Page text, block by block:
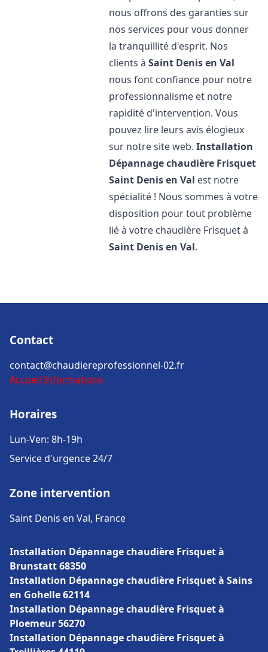
nous offrons des garanties sur
nos services pour vous donner
la tranquillité d'esprit. Nos
clients àSaint Denis en Val
nous font confiance pour notre
professionnalisme et notre
rapidité d'intervention. Vous
pouvez lire leurs avis élogieux
sur notre site web.Installation
Dépannage chaudière Frisquet
Saint Denis en Val est notre
spécialité ! Nous sommes à votre
disposition pour tout problème
lié à votre chaudière Frisquet à
Saint Denis en Val.
Contact
contact@chaudiereprofessionnel-02.fr
Accueil Informations
Horaires
Lun-Ven: 8h-19h
Service d'urgence 24/7
Zone intervention
Saint Denis en Val, France
Installation Dépannage chaudière Frisquet à
Brunstatt 68350
Installation Dépannage chaudière Frisquet à Sains
en Gohelle 62114
Installation Dépannage chaudière Frisquet à
Ploemeur 56270
Installation Dépannage chaudière Frisquet à